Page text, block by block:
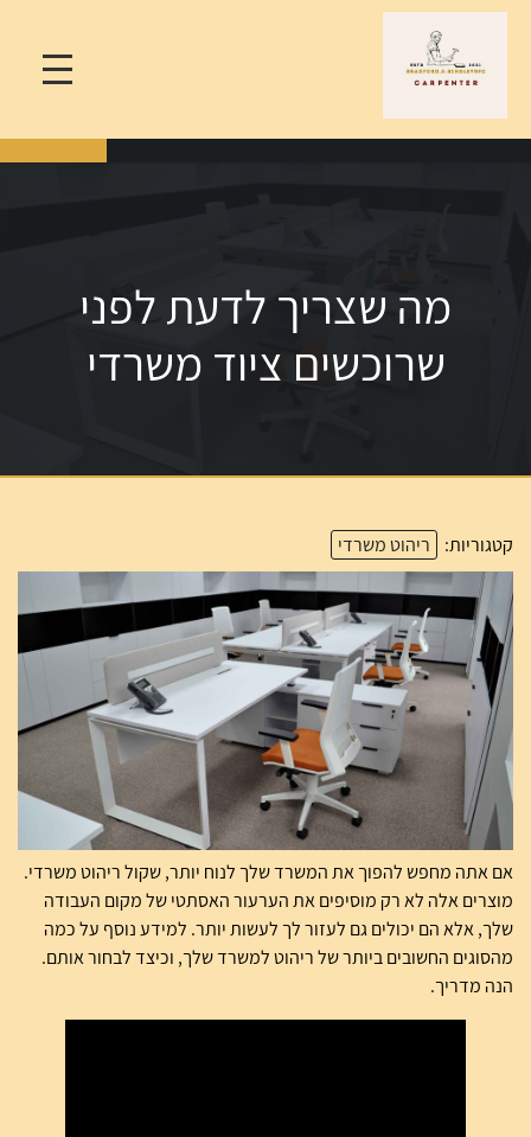
מה שצריך לדעת לפני
שרוכשים ציוד משרדי
קטגוריות: ריהוט משרדי
אם אתה מחפש להפוך את המשרד שלך לנוח יותר, שקול ריהוט משרדי.
מוצרים אלה לא רק מוסיפים את הערעור האסתטי של מקום העבודה
שלך, אלא הם יכולים גם לעזור לך לעשות יותר. למידע נוסף על כמה
מהסוגים החשובים ביותר של ריהוט למשרד שלך, וכיצד לבחור אותם.
הנה מדריך.